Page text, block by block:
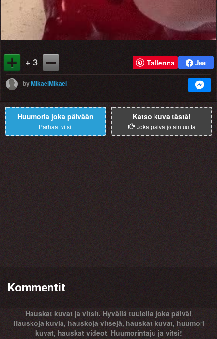
+ 3 Tallenna
byMikaelMikael
Huumoria joka päivään
Parhaat vitsit
Katso kuva tästä!
Joka päivä jotain uutta
Kommentit
Hauskat kuvat ja vitsit. Hyvällä tuulella joka päivä!
Hauskoja kuvia, hauskoja vitsejä, hauskat kuvat, huumori
kuvat, hauskat videot. Huumorintaju ja vitsi!